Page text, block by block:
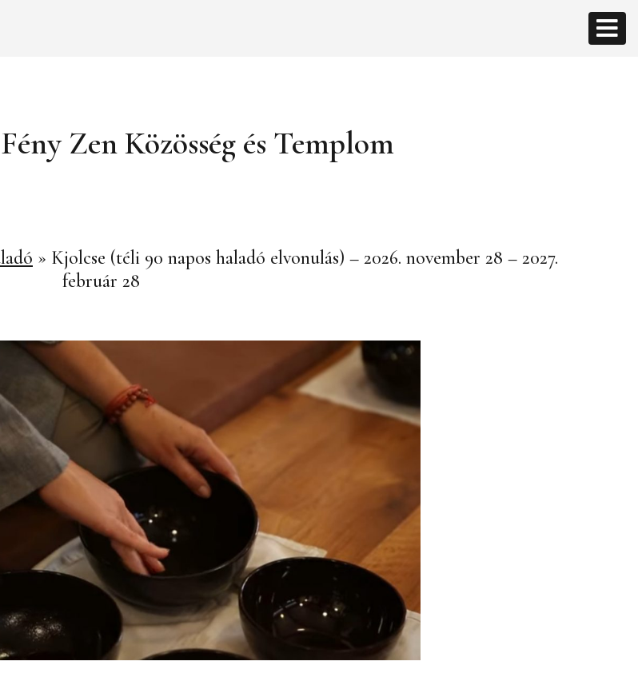
Zen Közösség és Templom
» Kjolcse (téli 90 napos haladó elvonulás) – 2026. november 28 – 2027.
február 28